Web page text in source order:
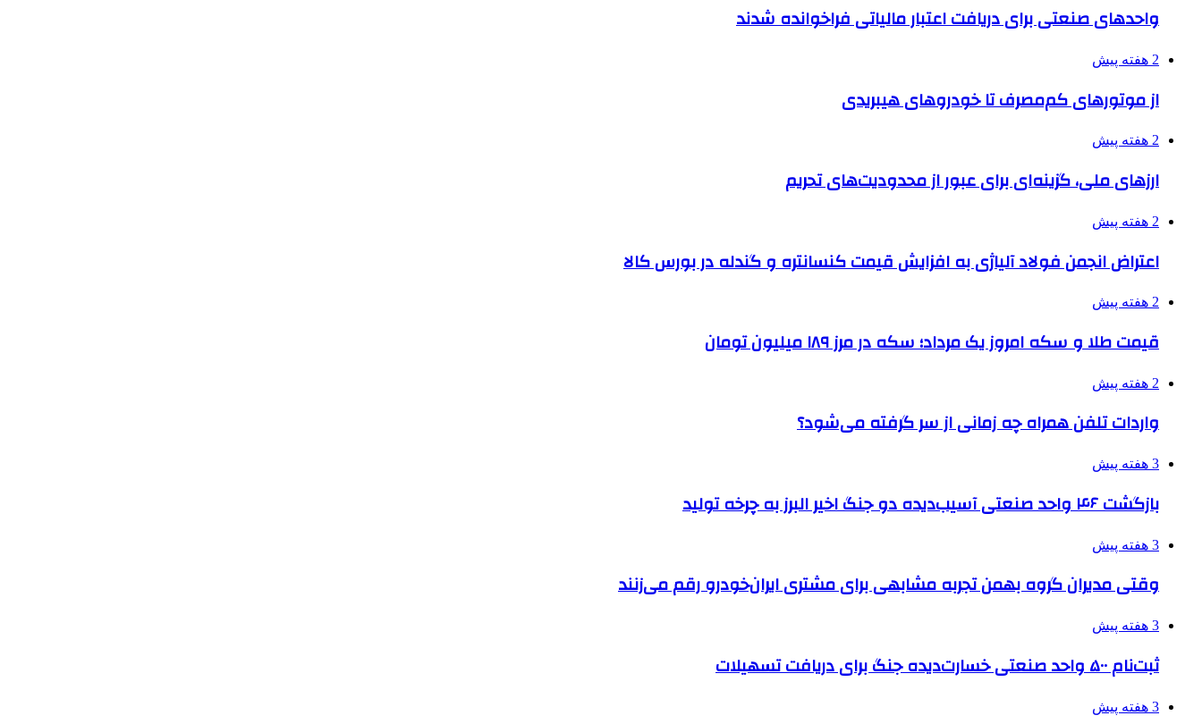
واحدهای صنعتی برای دریافت اعتبار مالیاتی فراخوانده شدند
2 هفته پیش
از موتورهای کم‌مصرف تا خودروهای هیبریدی
2 هفته پیش
ارزهای ملی، گزینه‌ای برای عبور از محدودیت‌های تحریم
2 هفته پیش
اعتراض انجمن فولاد آلیاژی به افزایش قیمت کنسانتره و گندله در بورس کالا
2 هفته پیش
قیمت طلا و سکه امروز یک مرداد؛ سکه در مرز ۱۸۹ میلیون تومان
2 هفته پیش
واردات تلفن همراه چه زمانی از سر گرفته می‌شود؟
3 هفته پیش
بازگشت ۴۶ واحد صنعتی آسیب‌دیده دو جنگ اخیر البرز به چرخه تولید
3 هفته پیش
وقتی مدیران گروه بهمن تجربه مشابهی برای مشتری ایران‌خودرو رقم می‌زنند
3 هفته پیش
ثبت‌نام ۵۰۰ واحد صنعتی خسارت‌دیده جنگ برای دریافت تسهیلات
3 هفته پیش